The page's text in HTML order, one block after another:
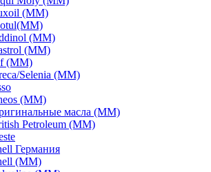
(ММ)
(ММ)
(ММ)
(ММ)
Selenia (ММ)
(ММ)
масла (ММ)
Petroleum (ММ)
Германия
(ММ)